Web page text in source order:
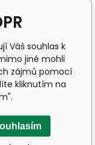
Váš souhlas k
jiné mohli
zájmů pomocí
kliknutím na